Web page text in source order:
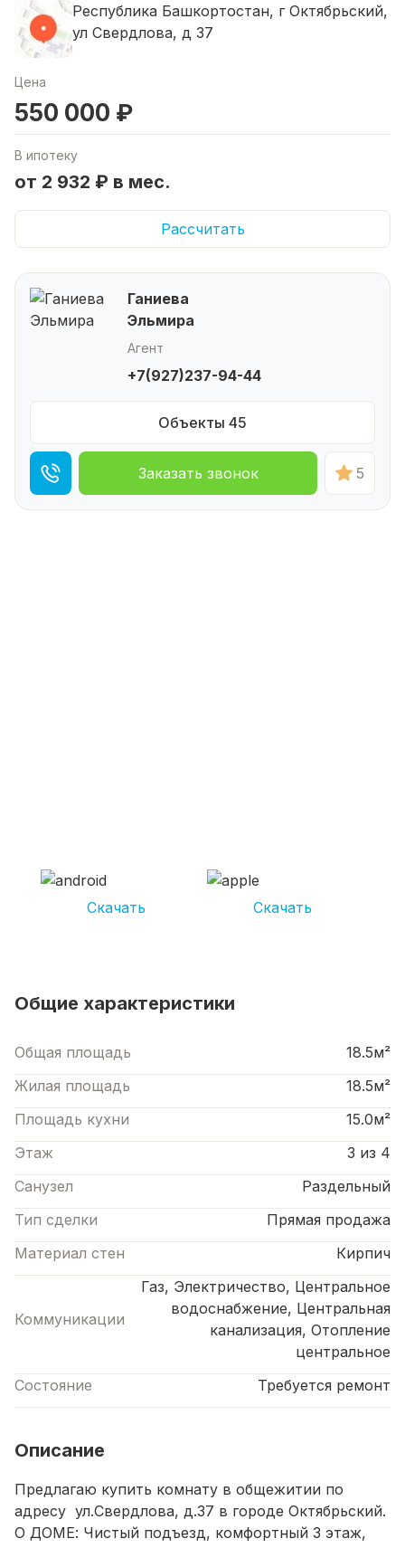
Республика Башкортостан, г Октябрьский,
ул Свердлова, д 37
Цена
550 000 ₽
В ипотеку
от 2 932 ₽ в мес.
Рассчитать
Ганиева
Эльмира
Агент
+7(927)237-94-44
Объекты 45
Заказать звонок 5
Скачать Скачать
Общие характеристики
Общая площадь
18.5м²
Жилая площадь
18.5м²
Площадь кухни
15.0м²
Этаж
3 из 4
Санузел
Раздельный
Тип сделки
Прямая продажа
Материал стен
Кирпич
Коммуникации
Газ, Электричество, Центральное
водоснабжение, Центральная
канализация, Отопление
центральное
Состояние
Требуется ремонт
Описание
Предлагаю купить комнату в общежитии по
адресу ул.Свердлова, д.37 в городе Октябрьский.
О ДОМЕ: Чистый подъезд, комфортный 3 этаж,